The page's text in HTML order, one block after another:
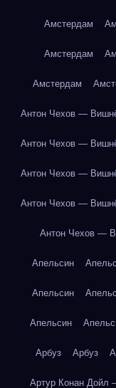
Амстердам
Амстердам
Амстердам
Антон Чехов —
Антон Чехов —
Антон Чехов —
Антон Чехов —
Антон Чехов —
Апельсин
Апельсин
Апельсин
Арбуз Арбуз
Артур Конан Дойл